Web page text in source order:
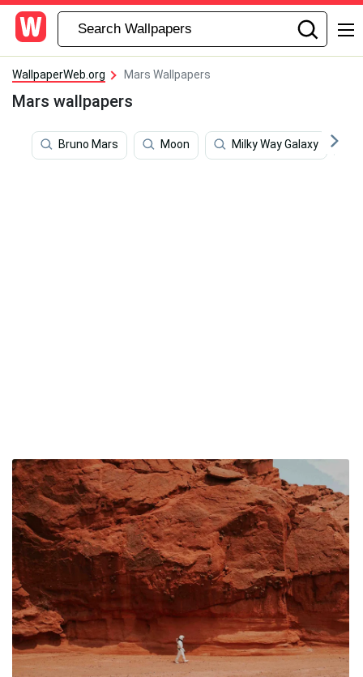
WallpaperWeb.org Mars Wallpapers
Mars wallpapers
Bruno Mars Moon Milky Way Galaxy